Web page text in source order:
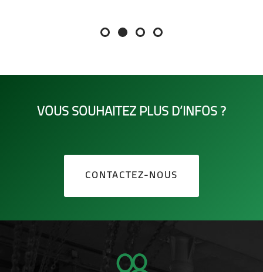
VOUS SOUHAITEZ PLUS D’INFOS ?
CONTACTEZ-NOUS